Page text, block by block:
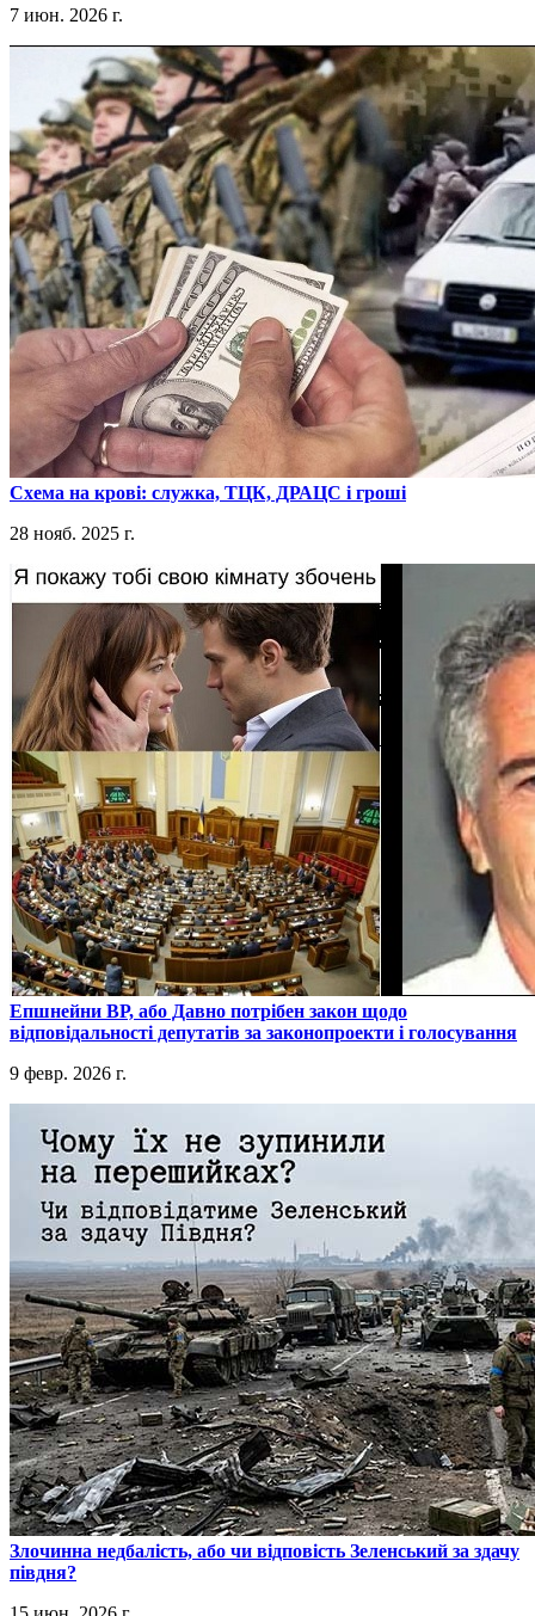
7 июн. 2026 г.
​Схема на крові: служка, ТЦК, ДРАЦС і гроші
28 нояб. 2025 г.
​Епшнейни ВР, або Давно потрібен закон щодо
відповідальності депутатів за законопроекти і голосування
9 февр. 2026 г.
​Злочинна недбалість, або чи відповість Зеленський за здачу
півдня?